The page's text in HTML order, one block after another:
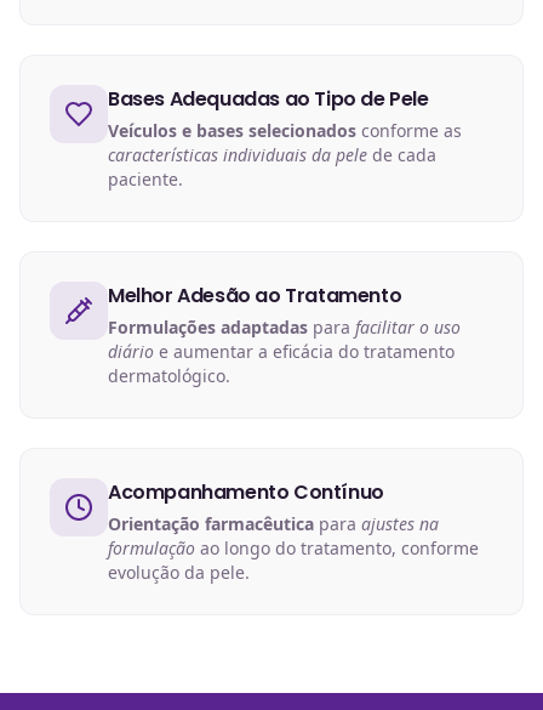
Bases Adequadas ao Tipo de Pele
Veículos e bases selecionados conforme as
características individuais da pele de cada
paciente.
Melhor Adesão ao Tratamento
Formulações adaptadas para facilitar o uso
diário e aumentar a eficácia do tratamento
dermatológico.
Acompanhamento Contínuo
Orientação farmacêutica para ajustes na
formulação ao longo do tratamento, conforme
evolução da pele.